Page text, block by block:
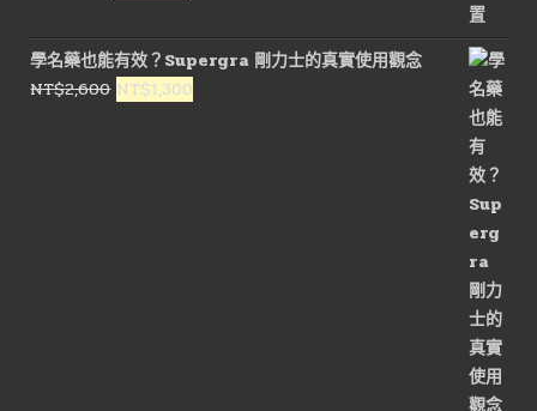
價
格：
NT$3,500。
價
格：
NT$1,800。
學名藥也能有效？Supergra 剛力士的真實使用觀念
NT$2,600 原
NT$1,300